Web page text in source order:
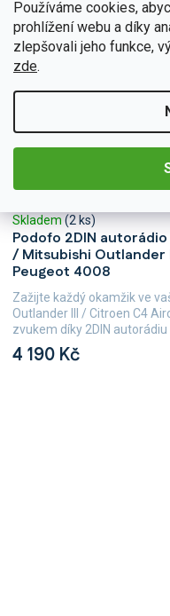
Používáme cookies,
prohlížení webu a díky
zlepšovali jeho funkce,
zde.
Podofo 2DIN
/ Mitsubishi
Peugeot 4008
Skladem(2 ks)
4 190 Kč
Zažijte každý okamžik ve
Outlander III / Citroen C4
zvukem díky 2DIN autorádiu